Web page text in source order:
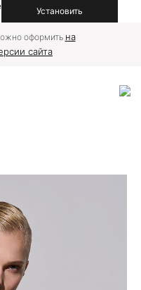
Установить
оформить на
сайта